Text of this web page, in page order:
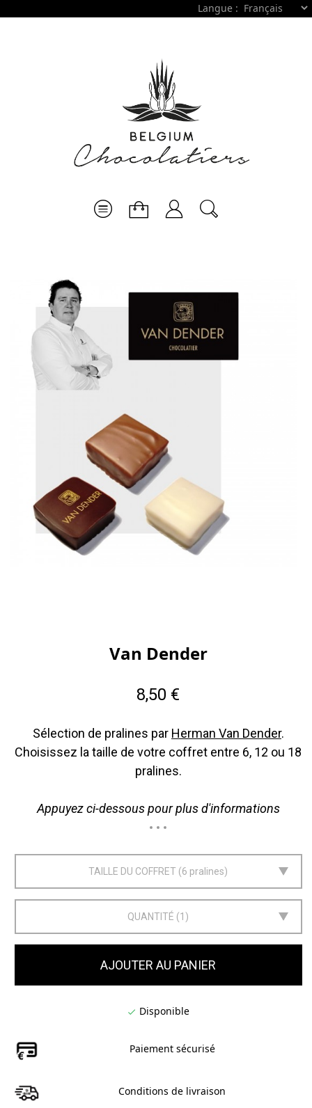
Langue :
Van Dender
8,50 €
Sélection de pralines par Herman Van Dender.
Choisissez la taille de votre coffret entre 6, 12 ou 18
pralines.
Appuyez ci-dessous pour plus d'informations
TAILLE DU COFFRET 6 pralines
QUANTITÉ 1
AJOUTER AU PANIER
 Disponible
Paiement sécurisé
Conditions de livraison